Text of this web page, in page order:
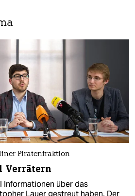
Piratenfraktion
Verrätern
Informationen über das
Lauer gestreut haben. Der